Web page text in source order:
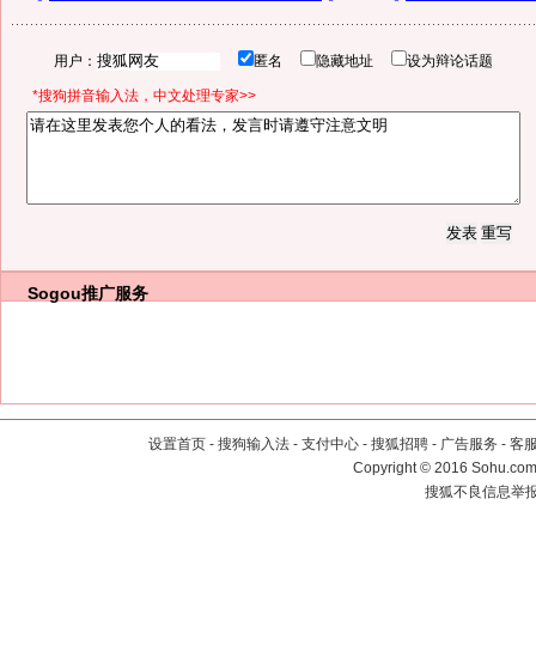
用户： 匿名 隐藏地址 设为辩论话题
*搜狗拼音输入法，中文处理专家>>
Sogou推广服务
设置首页 - 搜狗输入法 - 支付中心 - 搜狐招聘 - 广告服务 - 客
Copyright©2016
搜狐不良信息举